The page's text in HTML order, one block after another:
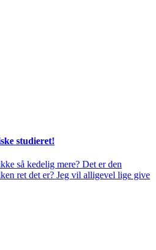
studieret!
så kedelig mere? Det er den
ret det er? Jeg vil alligevel lige give